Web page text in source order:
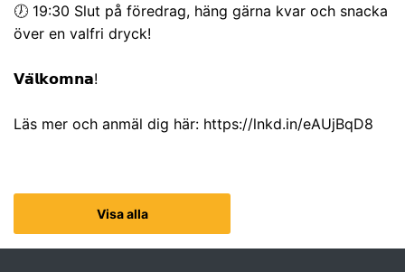
🕖 19:30 Slut på föredrag, häng gärna kvar och snacka
över en valfri dryck!
𝗩𝗮̈𝗹𝗸𝗼𝗺𝗻𝗮!
Läs mer och anmäl dig här: https://lnkd.in/eAUjBqD8
Visa alla